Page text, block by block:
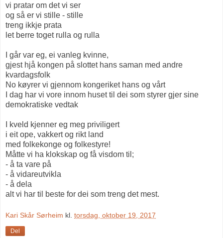
vi pratar om det vi ser
og så er vi stille - stille
treng ikkje prata
let berre toget rulla og rulla
I går var eg, ei vanleg kvinne,
gjest hjå kongen på slottet hans saman med andre
kvardagsfolk
No køyrer vi gjennom kongeriket hans og vårt
I dag har vi vore innom huset til dei som styrer gjer sine
demokratiske vedtak
I kveld kjenner eg meg priviligert
i eit ope, vakkert og rikt land
med folkekonge og folkestyre!
Måtte vi ha klokskap og få visdom til;
- å ta vare på
- å vidareutvikla
- å dela
alt vi har til beste for dei som treng det mest.
Kari Skår Sørheim kl. torsdag, oktober 19, 2017
Del